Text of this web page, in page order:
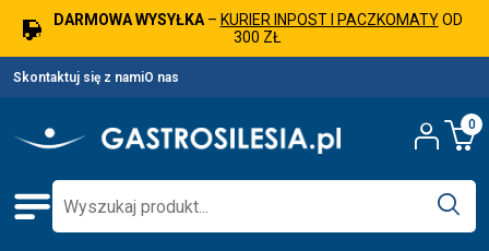
DARMOWA WYSYŁKA– KURIER INPOST I PACZKOMATYOD
300 ZŁ
Skontaktuj się z namiO nas
0